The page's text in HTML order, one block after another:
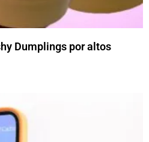
Dumplings por altos